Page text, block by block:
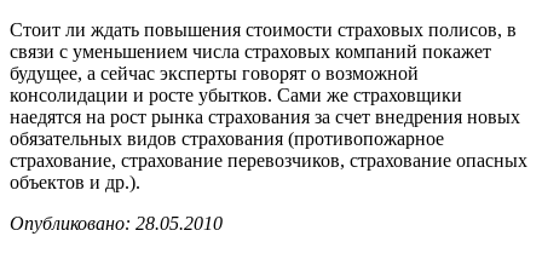
Стоит ли ждать повышения стоимости страховых полисов, в
связи с уменьшением числа страховых компаний покажет
будущее, а сейчас эксперты говорят о возможной
консолидации и росте убытков. Сами же страховщики
наедятся на рост рынка страхования за счет внедрения новых
обязательных видов страхования (противопожарное
страхование, страхование перевозчиков, страхование опасных
объектов и др.).
Опубликовано: 28.05.2010